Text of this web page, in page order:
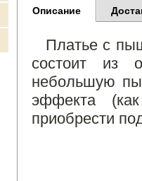
Описание
Платье с
состоит из
небольшую
эффекта
приобрести